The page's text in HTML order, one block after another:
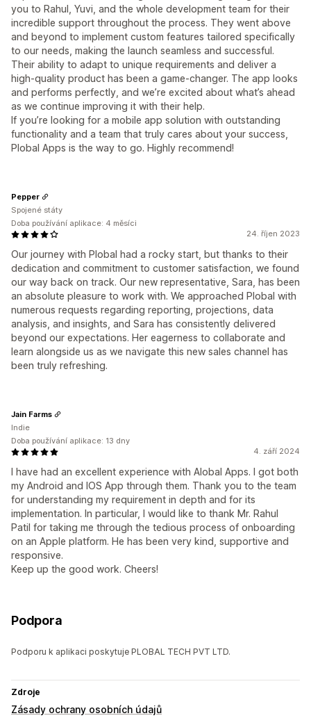
you to Rahul, Yuvi, and the whole development team for their
incredible support throughout the process. They went above
and beyond to implement custom features tailored specifically
to our needs, making the launch seamless and successful.
Their ability to adapt to unique requirements and deliver a
high-quality product has been a game-changer. The app looks
and performs perfectly, and we’re excited about what’s ahead
as we continue improving it with their help.
If you’re looking for a mobile app solution with outstanding
functionality and a team that truly cares about your success,
Plobal Apps is the way to go. Highly recommend!
24. říjen 2023
Our journey with Plobal had a rocky start, but thanks to their
dedication and commitment to customer satisfaction, we found
our way back on track. Our new representative, Sara, has been
an absolute pleasure to work with. We approached Plobal with
numerous requests regarding reporting, projections, data
analysis, and insights, and Sara has consistently delivered
beyond our expectations. Her eagerness to collaborate and
learn alongside us as we navigate this new sales channel has
been truly refreshing.
Pepper
Spojené státy
Doba používání aplikace: 4 měsíci
4. září 2024
I have had an excellent experience with Alobal Apps. I got both
my Android and IOS App through them. Thank you to the team
for understanding my requirement in depth and for its
implementation. In particular, I would like to thank Mr. Rahul
Patil for taking me through the tedious process of onboarding
on an Apple platform. He has been very kind, supportive and
responsive.
Keep up the good work. Cheers!
Jain Farms
Indie
Doba používání aplikace: 13 dny
Podpora
Podporu k aplikaci poskytuje PLOBAL TECH PVT LTD.
Zdroje
Zásady ochrany osobních údajů